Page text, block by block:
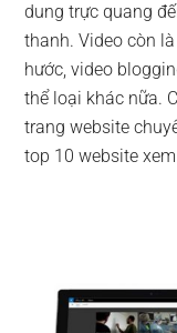
dung trực quang
thanh. Video còn
hước, video
thể loại khác nữa.
trang website
top 10 website